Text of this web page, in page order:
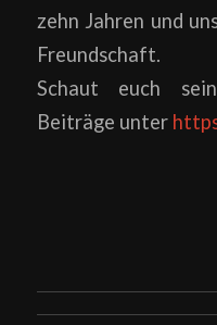
zehn Jahren und
Freundschaft.
Schaut euch
Beiträge unter